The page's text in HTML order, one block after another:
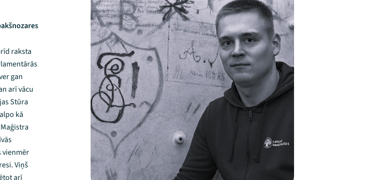
raksta
gan
arī vācu
Stūra
kā
vienmēr
Viņš
arī